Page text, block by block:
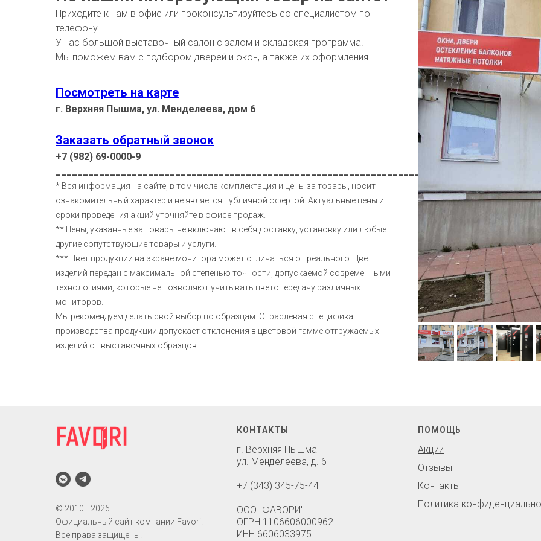
Приходите к нам в офис или проконсультируйтесь со специалистом по
телефону.
У нас большой выставочный салон с залом и складская программа.
Мы поможем вам с подбором дверей и окон, а также их оформления.
Посмотреть на карте
г. Верхняя Пышма, ул. Менделеева, дом 6
Заказать обратный звонок
+7 (982) 69-0000-9
* Вся информация на сайте, в том числе комплектация и цены за товары, носит
ознакомительный характер и не является публичной офертой. Актуальные цены и
сроки проведения акций уточняйте в офисе продаж.
** Цены, указанные за товары не включают в себя доставку, установку или любые
другие сопутствующие товары и услуги.
*** Цвет продукции на экране монитора может отличаться от реального. Цвет
изделий передан с максимальной степенью точности, допускаемой современными
технологиями, которые не позволяют учитывать цветопередачу различных
мониторов.
Мы рекомендуем делать свой выбор по образцам. Отраслевая специфика
производства продукции допускает отклонения в цветовой гамме отгружаемых
изделий от выставочных образцов.
© 2010—2026
Официальный сайт компании Favori.
Все права защищены.
КОНТАКТЫ
г. Верхняя Пышма
ул. Менделеева, д. 6
+7 (343) 345-75-44
ООО "ФАВОРИ"
ОГРН 1106606000962
ИНН 6606033975
ПОМОЩЬ
Акции
Отзывы
Контакты
Политика